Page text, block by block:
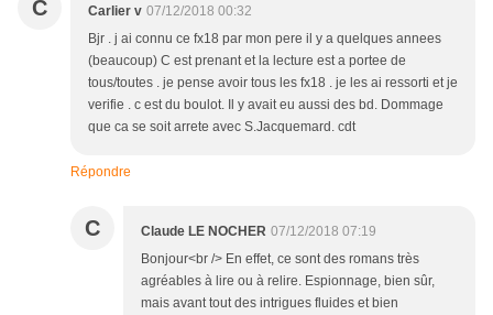
C Carlier v 07/12/2018 00:32
Bjr . j ai connu ce fx18 par mon pere il y a quelques annees
(beaucoup) C est prenant et la lecture est a portee de
tous/toutes . je pense avoir tous les fx18 . je les ai ressorti et je
verifie . c est du boulot. Il y avait eu aussi des bd. Dommage
que ca se soit arrete avec S.Jacquemard. cdt
Répondre
C Claude LE NOCHER 07/12/2018 07:19
Bonjour<br /> En effet, ce sont des romans très
agréables à lire ou à relire. Espionnage, bien sûr,
mais avant tout des intrigues fluides et bien